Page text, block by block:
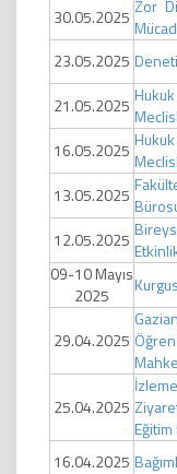
30.05.2025 Zor
23.05.2025
21.05.2025
16.05.2025
13.05.2025
12.05.2025
09-10 Mayıs
2025
29.04.2025
25.04.2025
16.04.2025